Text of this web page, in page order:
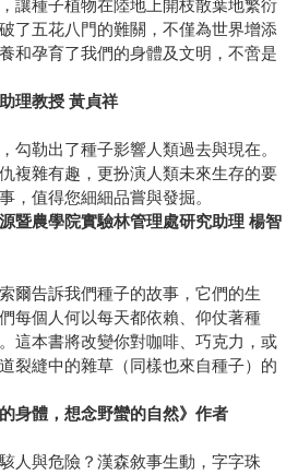
讓種子植物在陸地上開枝散葉地繁衍
了五花八門的難關，不僅為世界增添
和孕育了我們的身體及文明，不啻是
理教授 黃貞祥
勾勒出了種子影響人類過去與現在。
複雜有趣，更扮演人類未來生存的要
，值得您細細品嘗與發掘。
暨農學院實驗林管理處研究助理 楊智
爾告訴我們種子的故事，它們的生
每個人何以每天都依賴、仰仗著種
這本書將改變你對咖啡、巧克力，或
裂縫中的雜草（同樣也來自種子）的
身體，想念野蠻的自然》作者
人與危險？漢森敘事生動，字字珠